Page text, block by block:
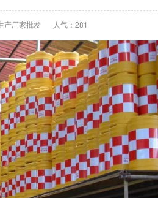
产厂家批发 人气： 281